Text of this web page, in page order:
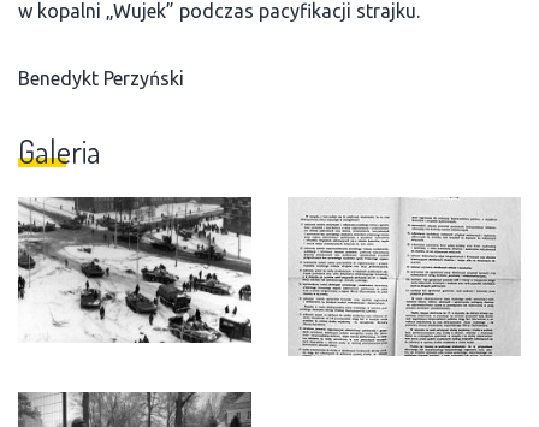
w kopalni „Wujek” podczas pacyfikacji strajku.
Benedykt Perzyński
Galeria